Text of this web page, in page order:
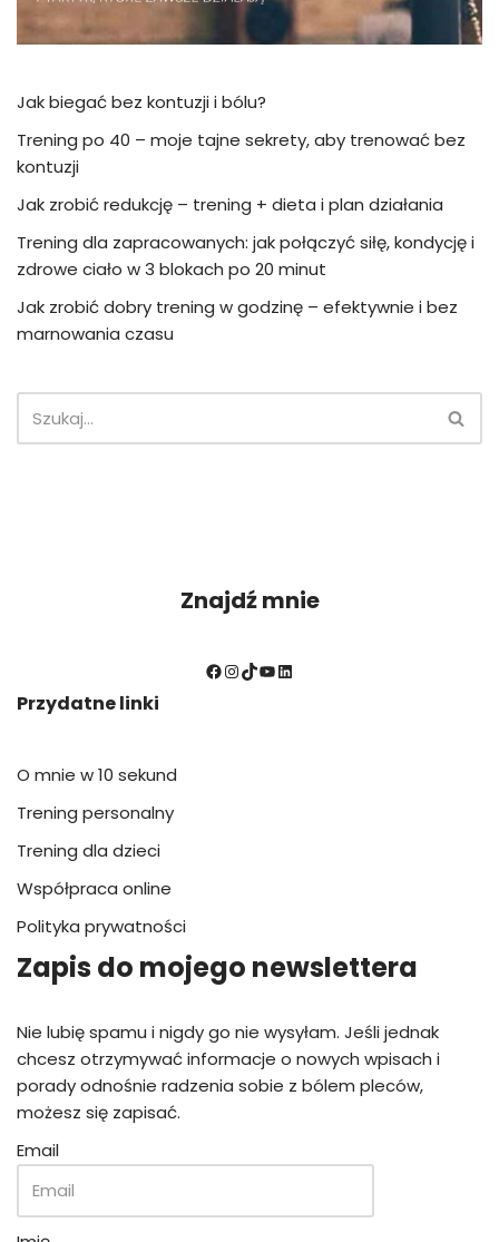
Jak biegać bez kontuzji i bólu?
Trening po 40 – moje tajne sekrety, aby trenować bez
kontuzji
Jak zrobić redukcję – trening + dieta i plan działania
Trening dla zapracowanych: jak połączyć siłę, kondycję i
zdrowe ciało w 3 blokach po 20 minut
Jak zrobić dobry trening w godzinę – efektywnie i bez
marnowania czasu
Znajdź mnie
Przydatne linki
O mnie w 10 sekund
Trening personalny
Trening dla dzieci
Współpraca online
Polityka prywatności
Zapis do mojego newslettera
Nie lubię spamu i nigdy go nie wysyłam. Jeśli jednak
chcesz otrzymywać informacje o nowych wpisach i
porady odnośnie radzenia sobie z bólem pleców,
możesz się zapisać.
Email